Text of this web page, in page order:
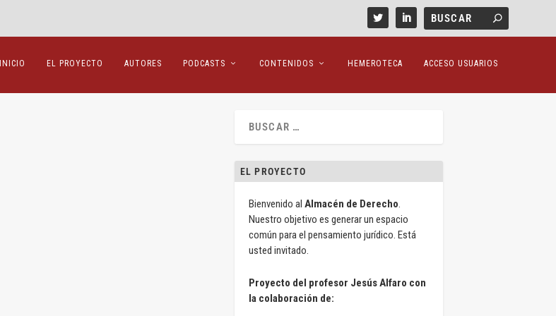
INICIO EL PROYECTO AUTORES PODCASTS CONTENIDOS HEMEROTECA ACCESO USUARIOS
EL PROYECTO
Bienvenido al Almacén de Derecho.
Nuestro objetivo es generar un espacio
común para el pensamiento jurídico. Está
usted invitado.
Proyecto del profesor Jesús Alfaro con
la colaboración de: